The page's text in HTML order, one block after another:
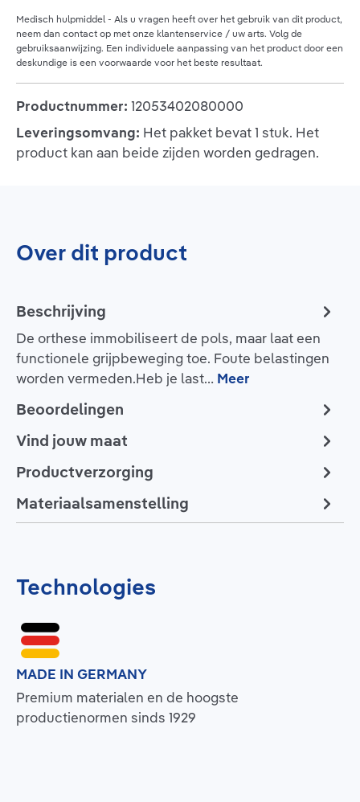
Medisch hulpmiddel - Als u vragen heeft over het gebruik van dit product,
neem dan contact op met onze klantenservice / uw arts. Volg de
gebruiksaanwijzing. Een individuele aanpassing van het product door een
deskundige is een voorwaarde voor het beste resultaat.
Productnummer: 12053402080000
Leveringsomvang: Het pakket bevat 1 stuk. Het
product kan aan beide zijden worden gedragen.
Over dit product
Beschrijving
De orthese immobiliseert de pols, maar laat een
functionele grijpbeweging toe. Foute belastingen
worden vermeden.Heb je last… Meer
Beoordelingen
Vind jouw maat
Productverzorging
Materiaalsamenstelling
Technologies
MADE IN GERMANY
Premium materialen en de hoogste
productienormen sinds 1929